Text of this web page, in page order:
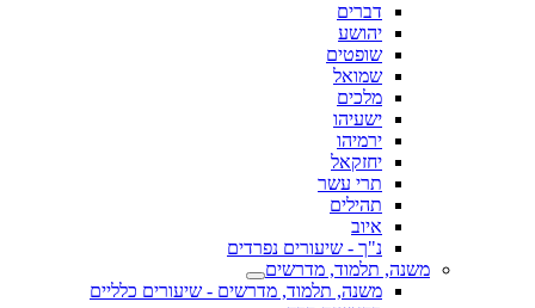
דברים
יהושע
שופטים
שמואל
מלכים
ישעיהו
ירמיהו
יחזקאל
תרי עשר
תהילים
איוב
נ"ך - שיעורים נפרדים
משנה, תלמוד, מדרשים
משנה, תלמוד, מדרשים - שיעורים כלליים